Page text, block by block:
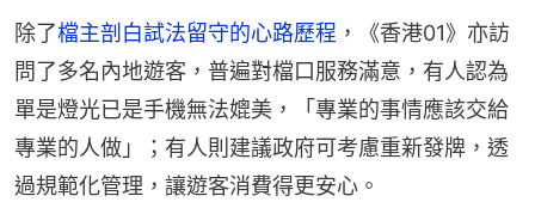
除了檔主剖白試法留守的心路歷程 ，《香港01》亦訪
問了多名內地遊客，普遍對檔口服務滿意，有人認為
單是燈光已是手機無法媲美，「專業的事情應該交給
專業的人做」；有人則建議政府可考慮重新發牌，透
過規範化管理，讓遊客消費得更安心。